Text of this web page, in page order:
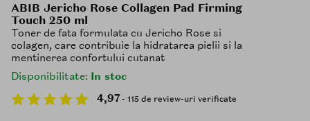
ABIB Jericho Rose Collagen Pad Firming
Touch 250 ml
Toner de fata formulata cu Jericho Rose si
colagen, care contribuie la hidratarea pielii si la
mentinerea confortului cutanat
Disponibilitate: In stoc
4,97 - 115 de review-uri verificate